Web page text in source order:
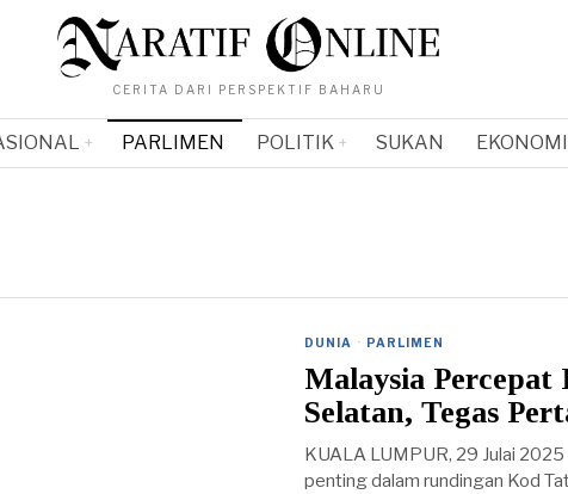
CERITA DARI PERSPEKTIF BAHARU
PARLIMEN POLITIK SUKAN EKONOMI
DUNIA · PARLIMEN
Malaysia
Selatan, Tegas
KUALA LUMPUR, 29 Julai
penting dalam rundingan Kod